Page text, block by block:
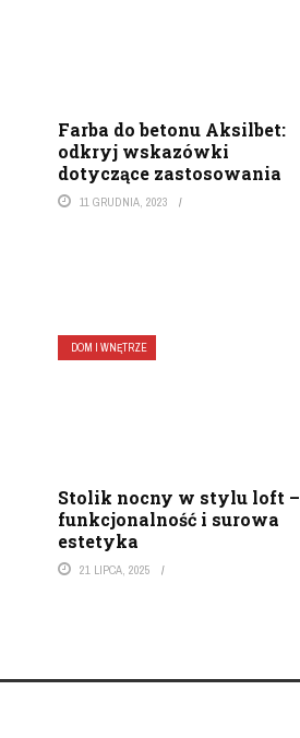
Farba do betonu Aksilbet:
odkryj wskazówki
dotyczące zastosowania
11 GRUDNIA, 2023
DOM I WNĘTRZE
Stolik nocny w stylu loft –
funkcjonalność i surowa
estetyka
21 LIPCA, 2025